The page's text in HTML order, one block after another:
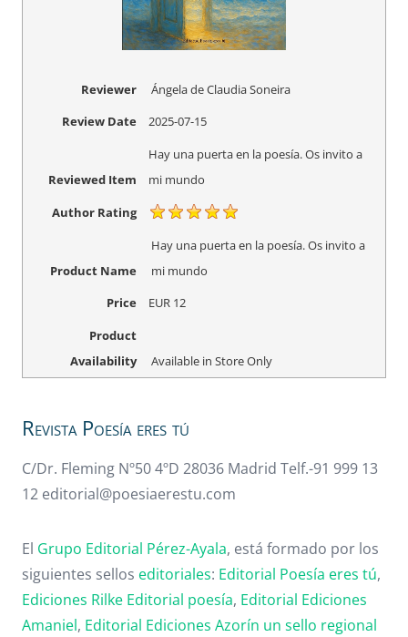
Reviewer
Ángela de Claudia Soneira
Review Date
2025-07-15
Reviewed Item
Hay una puerta en la poesía. Os invito a
mi mundo
Author Rating
Product Name
Hay una puerta en la poesía. Os invito a
mi mundo
Price
EUR12
Product
Availability
Available in Store Only
Revista Poesía eres tú
C/Dr. Fleming Nº50 4ºD 28036 Madrid Telf.-91 999 13
12 editorial@poesiaerestu.com
El Grupo Editorial Pérez-Ayala, está formado por los
siguientes sellos editoriales: Editorial Poesía eres tú,
Ediciones Rilke Editorial poesía, Editorial Ediciones
Amaniel, Editorial Ediciones Azorín un sello regional